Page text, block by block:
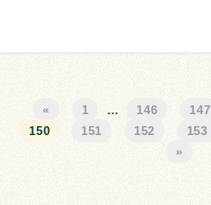
« 1 … 146 147
150
151 152 153
»